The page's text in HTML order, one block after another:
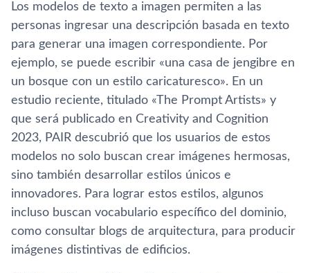
Los modelos de texto a imagen permiten a las
personas ingresar una descripción basada en texto
para generar una imagen correspondiente. Por
ejemplo, se puede escribir «una casa de jengibre en
un bosque con un estilo caricaturesco». En un
estudio reciente, titulado «The Prompt Artists» y
que será publicado en Creativity and Cognition
2023, PAIR descubrió que los usuarios de estos
modelos no solo buscan crear imágenes hermosas,
sino también desarrollar estilos únicos e
innovadores. Para lograr estos estilos, algunos
incluso buscan vocabulario específico del dominio,
como consultar blogs de arquitectura, para producir
imágenes distintivas de edificios.